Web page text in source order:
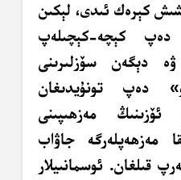
كېرەك ئىدى، لېكىن
كېچە-كېچىلەپ
ۋە دېگەن سۆزلىرىنى
دەپ تونۇيدىغان
ئۆزىنىڭ مەزھىپىنى
مەزھەپلەرگە جاۋاب
قىلغان. ئوسمانىيلار